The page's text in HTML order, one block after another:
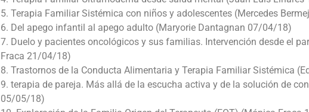
5. Terapia Familiar Sistémica con niños y adolescentes (Mercedes
6. Del apego infantil al apego adulto (Maryorie Dantagnan 07/04/18)
7. Duelo y pacientes oncológicos y sus familias. Intervención desde el
Fraca 21/04/18)
8. Trastornos de la Conducta Alimentaria y Terapia Familiar Sistémica
9. terapia de pareja. Más allá de la escucha activa y de la solución de
05/05/18)